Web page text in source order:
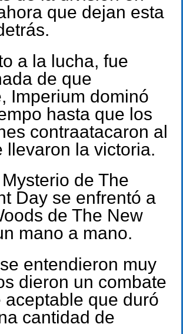
que dejan esta
a la lucha, fue
de que
Imperium dominó
hasta que los
contraatacaron al
llevaron la victoria.
de The
Day se enfrentó a
de The New
mano a mano.
entendieron muy
dieron un combate
aceptable que duró
cantidad de